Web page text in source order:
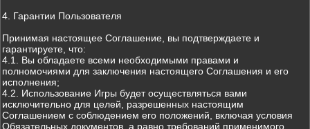
4. Гарантии Пользователя
Принимая настоящее Соглашение, вы подтверждаете и
гарантируете, что:
4.1. Вы обладаете всеми необходимыми правами и
полномочиями для заключения настоящего Соглашения и его
исполнения;
4.2. Использование Игры будет осуществляться вами
исключительно для целей, разрешенных настоящим
Соглашением с соблюдением его положений, включая условия
Обязательных документов, а равно требований применимого